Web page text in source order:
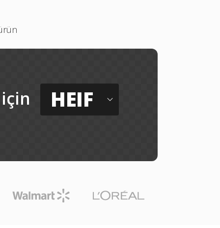
için HEIF